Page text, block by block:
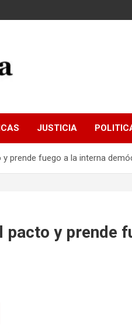
JUSTICIA
y prende fuego a la interna
pacto y prende